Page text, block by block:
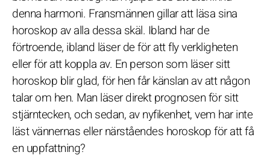
denna harmoni. Fransmännen gillar att läsa sina
horoskop av alla dessa skäl. Ibland har de
förtroende, ibland läser de för att fly verkligheten
eller för att koppla av. En person som läser sitt
horoskop blir glad, för hen får känslan av att någon
talar om hen. Man läser direkt prognosen för sitt
stjärntecken, och sedan, av nyfikenhet, vem har inte
läst vännernas eller närståendes horoskop för att få
en uppfattning?